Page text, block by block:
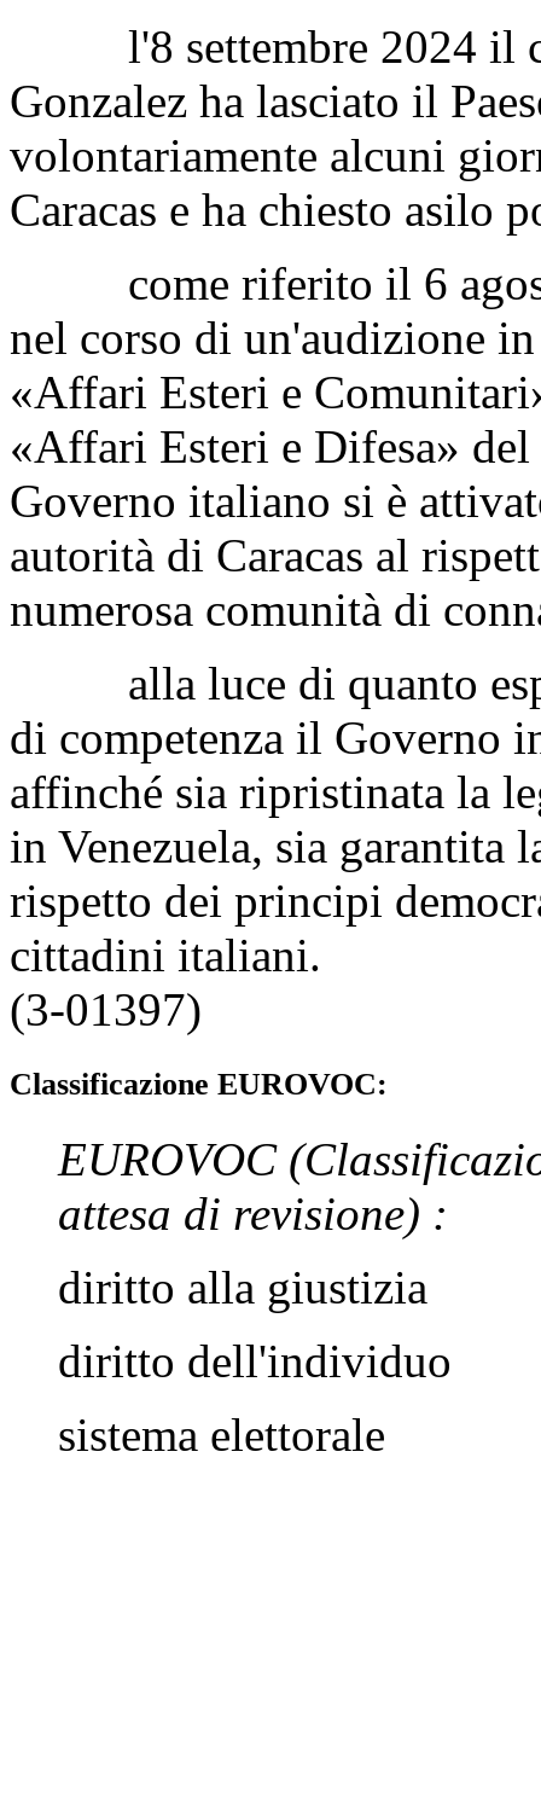
l'8 settembre 2024 il
Gonzalez ha lasciato il
volontariamente alcuni
Caracas e ha chiesto asilo
come riferito il 6
nel corso di un'audizione
«Affari Esteri e
«Affari Esteri e Difesa»
Governo italiano si è
autorità di Caracas al
numerosa comunità di
alla luce di quanto
di competenza il Governo
affinché sia ripristinata la
in Venezuela, sia garantita
rispetto dei principi
cittadini italiani.
(3-01397)
Classificazione EUROVOC:
EUROVOC
attesa di revisione) :
diritto alla giustizia
diritto dell'individuo
sistema elettorale